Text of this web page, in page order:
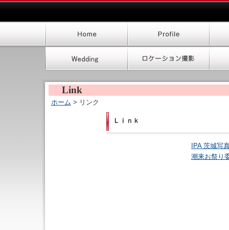
Link
ホーム > リンク
Ｌｉｎｋ
IPA 茨城写
潮来お祭り